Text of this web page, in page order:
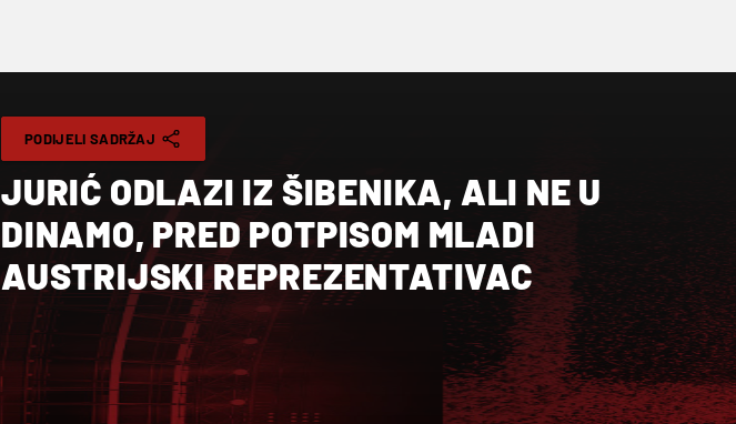
PODIJELI SADRŽAJ
JURIĆ ODLAZI IZ ŠIBENIKA, ALI NE U
DINAMO, PRED POTPISOM MLADI
AUSTRIJSKI REPREZENTATIVAC